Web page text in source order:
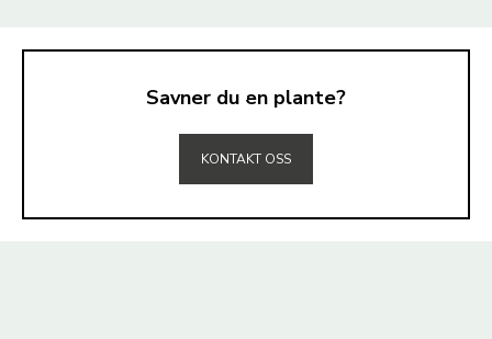
Savner du en plante?
KONTAKT OSS